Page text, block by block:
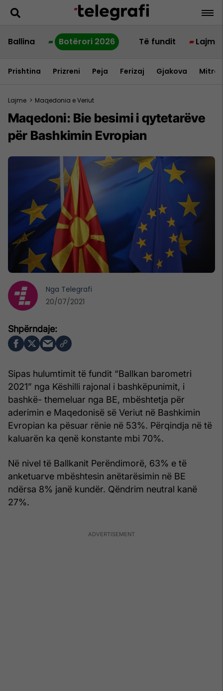
Ballina Botërori 2026 Të fundit Lajme
Prishtina Prizreni Peja Ferizaj Gjakova
Lajme > Maqedonia e Veriut
Maqedoni: Bie besimi i qytetarëve
për Bashkimin Evropian
Sipas hulumtimit të fundit “Ballkan barometri
2021” nga Këshilli rajonal i bashkëpunimit, i
bashkë- themeluar nga BE, mbështetja për
aderimin e Maqedonisë së Veriut në Bashkimin
Evropian ka pësuar rënie në 53%. Përqindja në të
kaluarën ka qenë konstante mbi 70%.
Në nivel të Ballkanit Perëndimorë, 63% e të
anketuarve mbështesin anëtarësimin në BE
ndërsa 8% janë kundër. Qëndrim neutral kanë
27%.
Nga Telegrafi
20/07/2021